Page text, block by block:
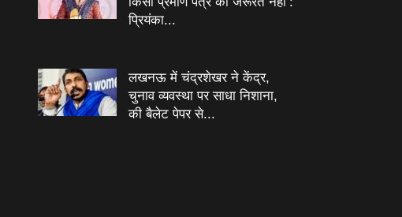
प्रियंका...
लखनऊ में चंद्रशेखर ने केंद्र,
चुनाव व्यवस्था पर साधा निशाना,
की बैलेट पेपर से...